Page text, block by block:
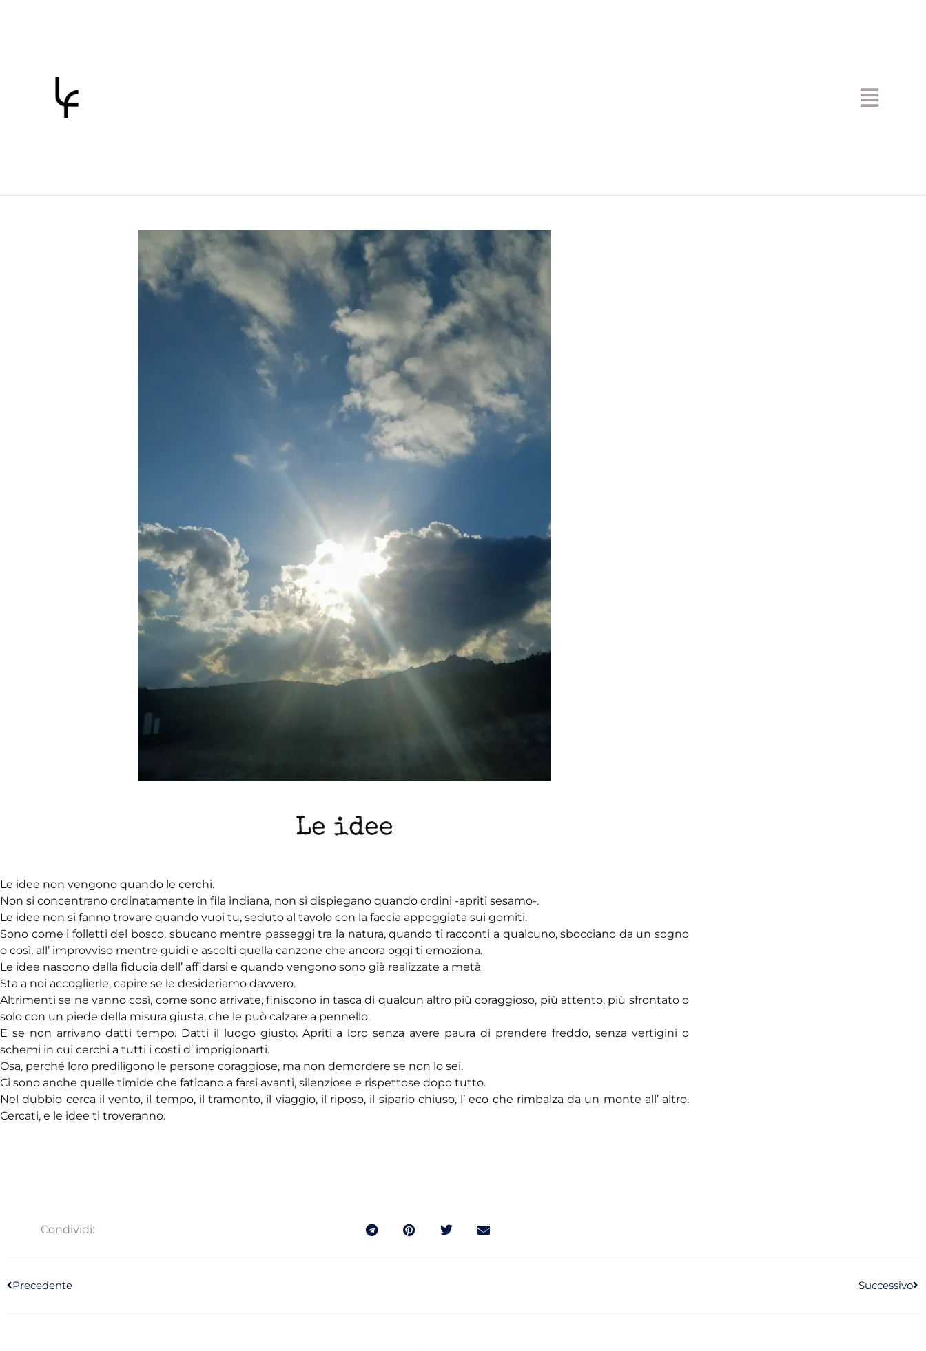
Le idee
Le idee non vengono quando le cerchi.
Non si concentrano ordinatamente in fila indiana, non si dispiegano quando ordini -apriti sesamo-.
Le idee non si fanno trovare quando vuoi tu, seduto al tavolo con la faccia appoggiata sui gomiti.
Sono come i folletti del bosco, sbucano mentre passeggi tra la natura, quando ti racconti a qualcuno, sbocciano da un sogno
o così, all’ improvviso mentre guidi e ascolti quella canzone che ancora oggi ti emoziona.
Le idee nascono dalla fiducia dell’ affidarsi e quando vengono sono già realizzate a metà
Sta a noi accoglierle, capire se le desideriamo davvero.
Altrimenti se ne vanno così, come sono arrivate, finiscono in tasca di qualcun altro più coraggioso, più attento, più sfrontato o
solo con un piede della misura giusta, che le può calzare a pennello.
E se non arrivano datti tempo. Datti il luogo giusto. Apriti a loro senza avere paura di prendere freddo, senza vertigini o
schemi in cui cerchi a tutti i costi d’ imprigionarti.
Osa, perché loro prediligono le persone coraggiose, ma non demordere se non lo sei.
Ci sono anche quelle timide che faticano a farsi avanti, silenziose e rispettose dopo tutto.
Nel dubbio cerca il vento, il tempo, il tramonto, il viaggio, il riposo, il sipario chiuso, l’ eco che rimbalza da un monte all’ altro.
Cercati, e le idee ti troveranno.
Condividi:
Precedente Successivo